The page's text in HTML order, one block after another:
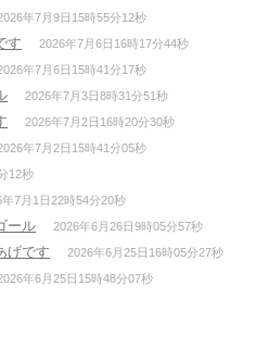
年7月9日15時55分12秒
す 2026年7月6日16時17分44秒
年7月6日15時41分17秒
2026年7月3日8時31分51秒
2026年7月2日16時20分30秒
年7月2日15時41分05秒
12秒
年7月1日22時54分20秒
ール 2026年6月26日9時05分57秒
げです 2026年6月25日16時05分27秒
年6月25日15時48分07秒